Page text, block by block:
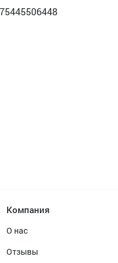
Компания
О нас
Отзывы